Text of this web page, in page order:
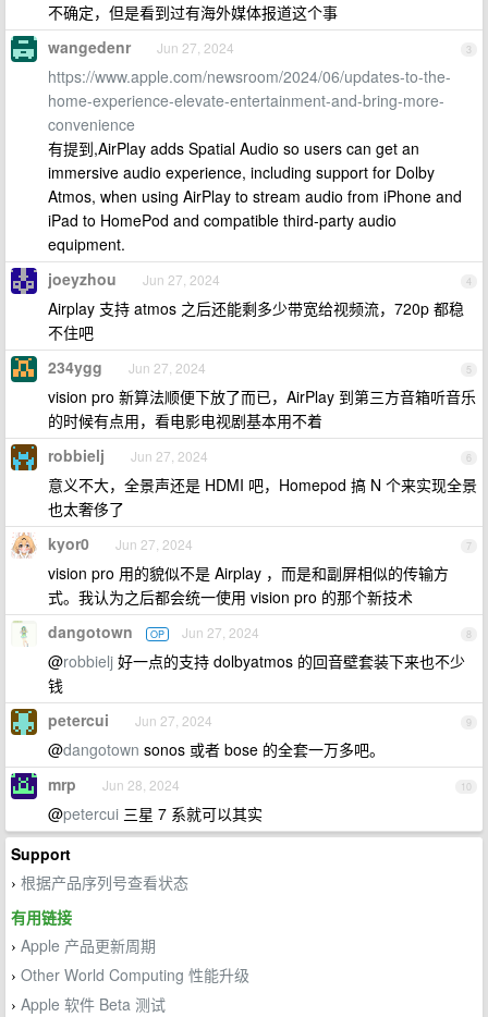
不确定，但是看到过有海外媒体报道这个事
3
wangedenr Jun 27, 2024
https://www.apple.com/newsroom/2024/06/updates-to-the-
home-experience-elevate-entertainment-and-bring-more-
convenience
有提到,AirPlay adds Spatial Audio so users can get an
immersive audio experience, including support for Dolby
Atmos, when using AirPlay to stream audio from iPhone and
iPad to HomePod and compatible third-party audio
equipment.
4
joeyzhou Jun 27, 2024
Airplay 支持 atmos 之后还能剩多少带宽给视频流，720p 都稳
不住吧
5
234ygg Jun 27, 2024
vision pro 新算法顺便下放了而已，AirPlay 到第三方音箱听音乐
的时候有点用，看电影电视剧基本用不着
6
robbielj Jun 27, 2024
意义不大，全景声还是 HDMI 吧，Homepod 搞 N 个来实现全景
也太奢侈了
7
kyor0 Jun 27, 2024
vision pro 用的貌似不是 Airplay ，而是和副屏相似的传输方
式。我认为之后都会统一使用 vision pro 的那个新技术
8
dangotown OP Jun 27, 2024
@robbielj 好一点的支持 dolbyatmos 的回音壁套装下来也不少
钱
9
petercui Jun 27, 2024
@dangotown sonos 或者 bose 的全套一万多吧。
10
mrp Jun 28, 2024
@petercui 三星 7 系就可以其实
Support
› 根据产品序列号查看状态
有用链接
› Apple 产品更新周期
› Other World Computing 性能升级
› Apple 软件 Beta 测试